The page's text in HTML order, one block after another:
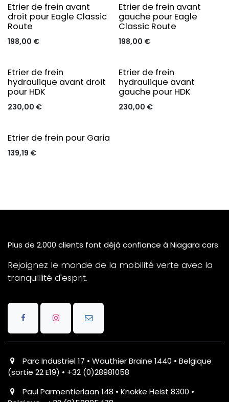
Original
Etrier de frein avant
droit pour Eagle Classic
Route
198,00 €
Original
Etrier de frein avant
gauche pour Eagle
Classic Route
198,00 €
Original
Etrier de frein
hydraulique avant droit
pour HDK
230,00 €
Original
Etrier de frein
hydraulique avant
gauche pour HDK
230,00 €
Original
Etrier de frein pour Garia
139,19 €
Plus de 2.000 clients font déjà confiance à Niagara cars
Rejoignez le monde de la mobilité verte avec la
tranquillité d'esprit.
Parc Industriel 17 • Wauthier Braine 1440 • Belgique
(sortie 22 E19) • +32 (0)28981058
Paul Parmentierlaan 148 • Knokke Heist 8300 •